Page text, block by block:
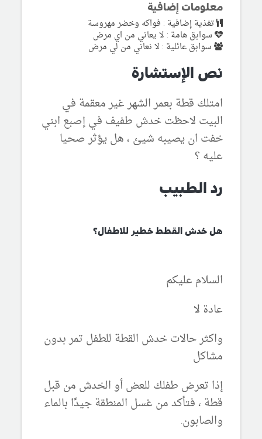
معلومات إضافية
تغذية إضافية : فواكه وخضر مهروسة
سوابق هامة : لا يعاني من اي مرض
سوابق عائلية : لا نعاني من لي مرض
نص الإستشارة
امتلك قطة بعمر الشهر غير معقمة في
البيت لاحظت خدش طفيف في إصبع ابني
خفت ان يصيبه شيئ ، هل يؤثر صحيا
عليه ؟
رد الطبيب
هل خدش القطط خطير للاطفال؟
السلام عليكم
عادة لا
واكثر حالات خدش القطة للطفل تمر بدون
مشاكل
إذا تعرض طفلك للعض أو الخدش من قبل
قطة ، فتأكد من غسل المنطقة جيدًا بالماء
والصابون.